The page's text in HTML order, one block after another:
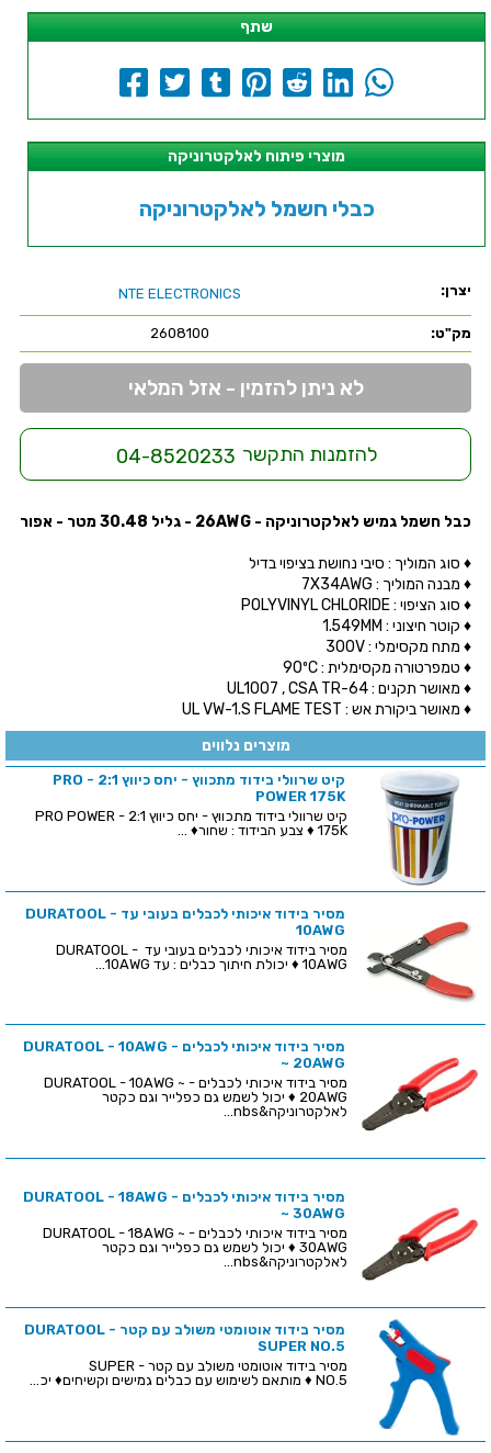
שתף
מוצרי פיתוח לאלקטרוניקה
כבלי חשמל לאלקטרוניקה
יצרן: NTE ELECTRONICS
מק"ט: 2608100
לא ניתן להזמין - אזל המלאי
להזמנות התקשר 04-8520233
כבל חשמל גמיש לאלקטרוניקה - 26AWG - גליל 30.48 מטר - אפור
♦ סוג המוליך : סיבי נחושת בציפוי בדיל
♦ מבנה המוליך : 7X34AWG
♦ סוג הציפוי : POLYVINYL CHLORIDE
♦ קוטר חיצוני : 1.549MM
♦ מתח מקסימלי : 300V
♦ טמפרטורה מקסימלית : 90ºC
♦ מאושר תקנים : UL1007 , CSA TR-64
♦ מאושר ביקורת אש : UL VW-1.S FLAME TEST
מוצרים נלווים
קיט שרוולי בידוד מתכווץ - יחס כיווץ 2:1 - PRO
POWER 175K
קיט שרוולי בידוד מתכווץ - יחס כיווץ 2:1 - PRO POWER
175K ♦ צבע הבידוד : שחור♦ ...
מסיר בידוד איכותי לכבלים בעובי עד DURATOOL -
10AWG
מסיר בידוד איכותי לכבלים בעובי עד DURATOOL -
10AWG ♦ יכולת חיתוך כבלים : עד 10AWG...
מסיר בידוד איכותי לכבלים - DURATOOL - 10AWG
~ 20AWG
מסיר בידוד איכותי לכבלים - DURATOOL - 10AWG ~
20AWG ♦ יכול לשמש גם כפלייר וגם כקטר
לאלקטרוניקה&nbs...
מסיר בידוד איכותי לכבלים - DURATOOL - 18AWG
~ 30AWG
מסיר בידוד איכותי לכבלים - DURATOOL - 18AWG ~
30AWG ♦ יכול לשמש גם כפלייר וגם כקטר
לאלקטרוניקה&nbs...
מסיר בידוד אוטומטי משולב עם קטר - DURATOOL
SUPER NO.5
מסיר בידוד אוטומטי משולב עם קטר - SUPER
NO.5 ♦ מותאם לשימוש עם כבלים גמישים וקשיחים♦ יכ...